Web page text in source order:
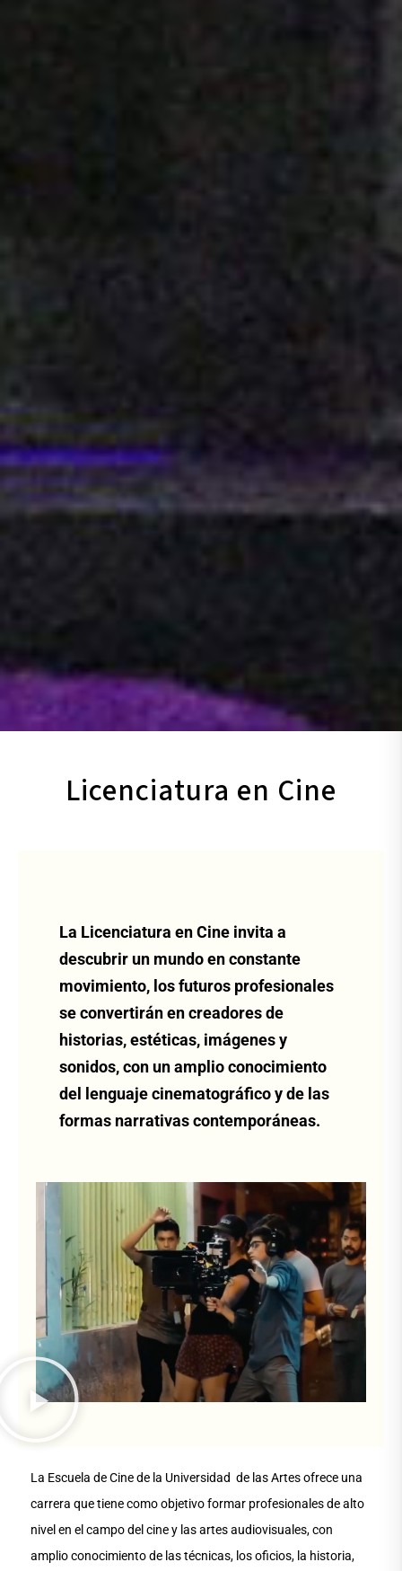
Licenciatura en Cine
La Licenciatura en Cine invita a
descubrir un mundo en constante
movimiento, los futuros profesionales
se convertirán en creadores de
historias, estéticas, imágenes y
sonidos, con un amplio conocimiento
del lenguaje cinematográfico y de las
formas narrativas contemporáneas.
La Escuela de Cine de la Universidad de las Artes ofrece una
carrera que tiene como objetivo formar profesionales de alto
nivel en el campo del cine y las artes audiovisuales, con
amplio conocimiento de las técnicas, los oficios, la historia,